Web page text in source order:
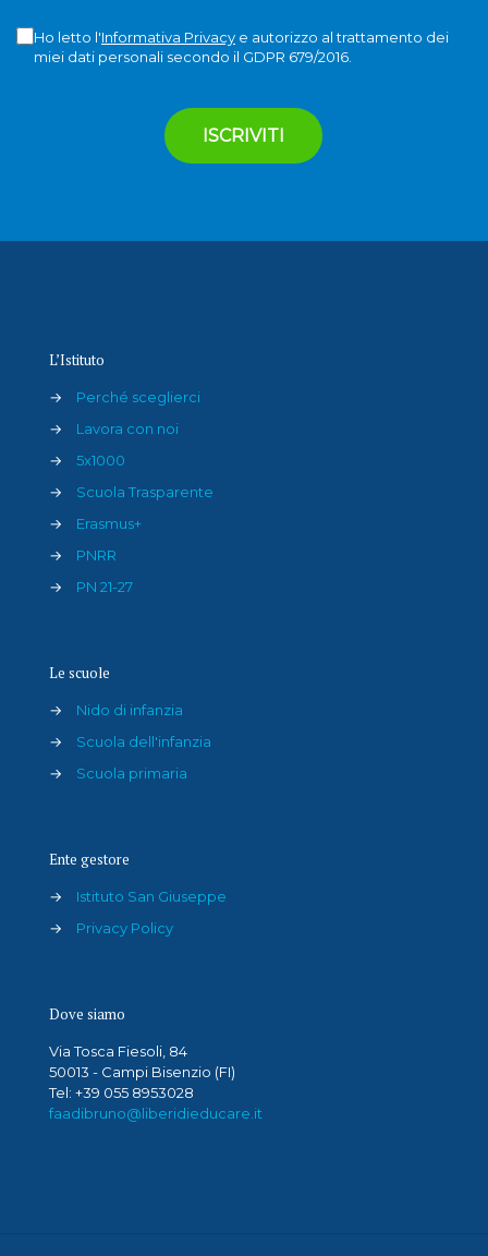
Ho letto l'Informativa Privacye autorizzo al trattamento dei
miei dati personali secondo il GDPR 679/2016.
L’Istituto
→
Perché sceglierci
→
Lavora con noi
→
5x1000
→
Scuola Trasparente
→
Erasmus+
→
PNRR
→
PN 21-27
Le scuole
→
Nido di infanzia
→
Scuola dell'infanzia
→
Scuola primaria
Ente gestore
→
Istituto San Giuseppe
→
Privacy Policy
Dove siamo
Via Tosca Fiesoli, 84
50013 - Campi Bisenzio (FI)
Tel: +39 055 8953028
faadibruno@liberidieducare.it